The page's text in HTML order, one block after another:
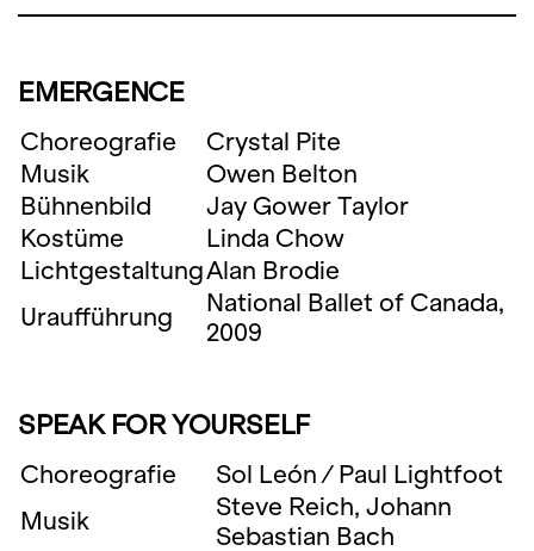
EMERGENCE
Choreografie
Crystal Pite
Musik
Owen Belton
Bühnenbild
Jay Gower Taylor
Kostüme
Linda Chow
LichtgestaltungAlan Brodie
Uraufführung
National Ballet of Canada,
2009
SPEAK FOR YOURSELF
Choreografie
Sol León / Paul Lightfoot
Musik
Steve Reich, Johann
Sebastian Bach